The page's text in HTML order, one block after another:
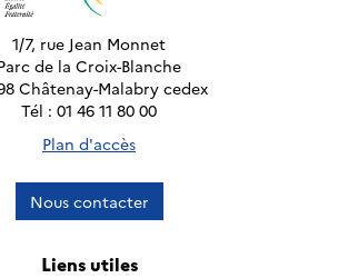
1/7, rue Jean Monnet
de la Croix-Blanche
Châtenay-Malabry cedex
Tél : 01 46 11 80 00
Plan d'accès
Nous contacter
Liens utiles